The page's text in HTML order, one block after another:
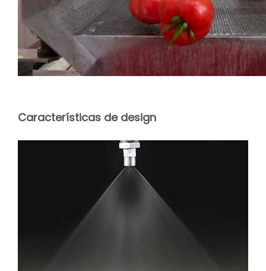
Características de design